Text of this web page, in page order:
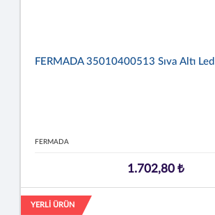
FERMADA 35010400513 Sıva Altı
FERMADA
1.702,80 ₺
YERLİ ÜRÜN